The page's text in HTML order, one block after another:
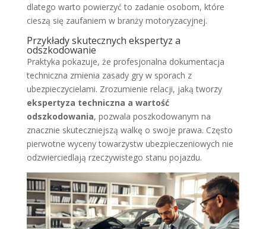
dlatego warto powierzyć to zadanie osobom, które
cieszą się zaufaniem w branży motoryzacyjnej.
Przykłady skutecznych ekspertyz a
odszkodowanie
Praktyka pokazuje, że profesjonalna dokumentacja
techniczna zmienia zasady gry w sporach z
ubezpieczycielami. Zrozumienie relacji, jaką tworzy
ekspertyza techniczna a wartość
odszkodowania, pozwala poszkodowanym na
znacznie skuteczniejszą walkę o swoje prawa. Często
pierwotne wyceny towarzystw ubezpieczeniowych nie
odzwierciedlają rzeczywistego stanu pojazdu.